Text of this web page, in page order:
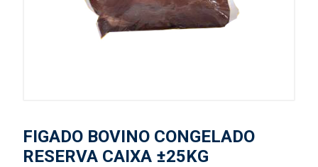
FIGADO BOVINO CONGELADO
RESERVA CAIXA ±25KG